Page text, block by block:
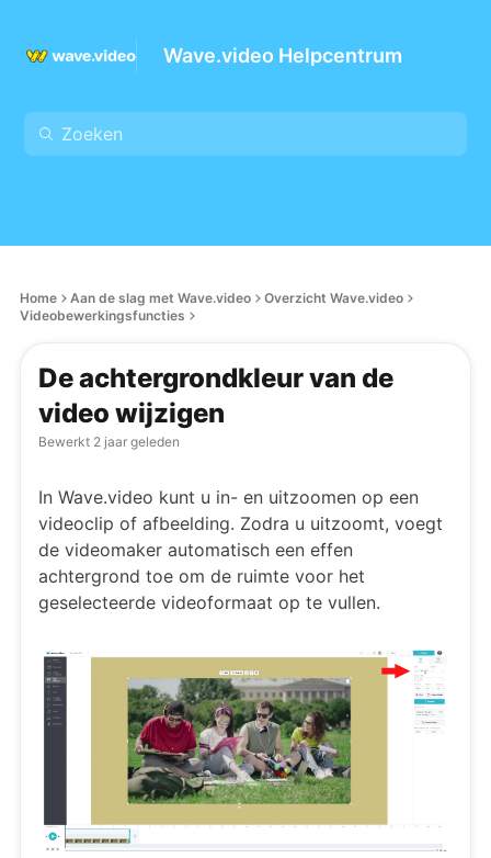
Wave.video Helpcentrum
Home Aan de slag met Wave.video
Overzicht Wave.video
Videobewerkingsfuncties
De achtergrondkleur van de
video wijzigen
Bewerkt 2 jaar geleden
In Wave.video kunt u in- en uitzoomen op een
videoclip of afbeelding. Zodra u uitzoomt, voegt
de videomaker automatisch een effen
achtergrond toe om de ruimte voor het
geselecteerde videoformaat op te vullen.